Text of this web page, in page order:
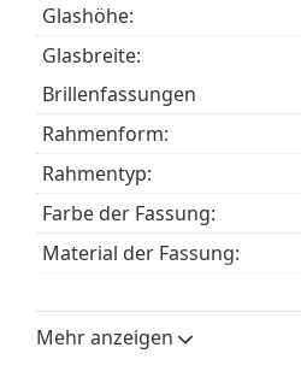
Es ist ein Medizinprodukt.
Glashöhe:
Glasbreite:
Brillenfassungen
Rahmenform:
Rahmentyp:
Farbe der Fassung:
Material der Fassung:
Brillenbreite:
Mehr anzeigen